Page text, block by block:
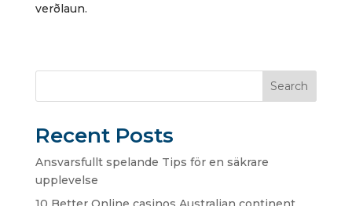
verðlaun.
Search
Recent Posts
Ansvarsfullt spelande Tips för en säkrare
upplevelse